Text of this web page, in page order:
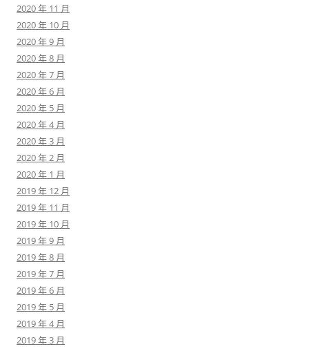
2020 年 11 月
2020 年 10 月
2020 年 9 月
2020 年 8 月
2020 年 7 月
2020 年 6 月
2020 年 5 月
2020 年 4 月
2020 年 3 月
2020 年 2 月
2020 年 1 月
2019 年 12 月
2019 年 11 月
2019 年 10 月
2019 年 9 月
2019 年 8 月
2019 年 7 月
2019 年 6 月
2019 年 5 月
2019 年 4 月
2019 年 3 月